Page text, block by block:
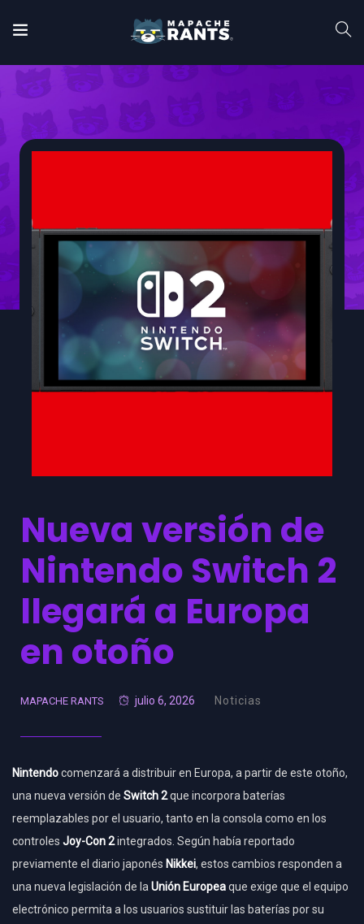
Nueva versión de
Nintendo Switch 2
llegará a Europa
en otoño
MAPACHE RANTS julio 6, 2026 Noticias
Nintendocomenzará a distribuir en Europa, a partir de este otoño,
una nueva versión de Switch 2que incorpora baterías
reemplazables por el usuario, tanto en la consola como en los
controles Joy-Con 2integrados. Según había reportado
previamente el diario japonés Nikkei, estos cambios responden a
una nueva legislación de la Unión Europeaque exige que el equipo
electrónico permita a los usuarios sustituir las baterías por su